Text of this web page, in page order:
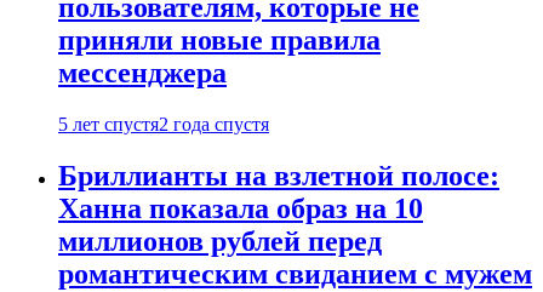
пользователям, которые не
приняли новые правила
мессенджера
5 лет спустя2 года спустя
Бриллианты на взлетной полосе:
Ханна показала образ на 10
миллионов рублей перед
романтическим свиданием с мужем